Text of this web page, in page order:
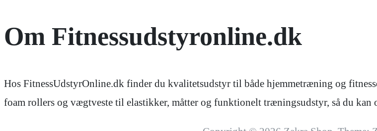
Om Fitnessudstyronline.dk
Hos FitnessUdstyrOnline.dk finder du kvalitetsudstyr til både hjemmetræning og
foam rollers og vægtveste til elastikker, måtter og funktionelt træningsudstyr, så du